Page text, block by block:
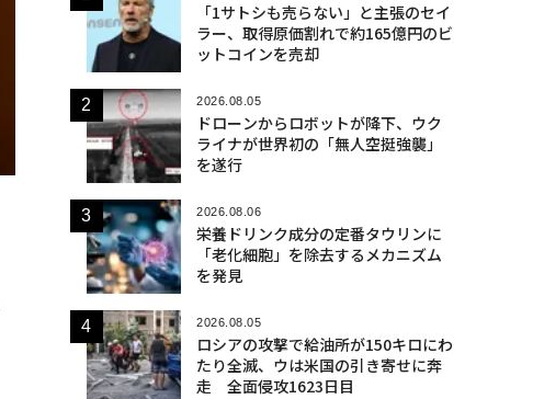
「1サトシも売らない」と主張のセイ
ラー、取得原価割れで約165億円のビ
ットコインを売却
2026.08.05
ドローンからロボットが降下、ウク
ライナが世界初の「無人空挺強襲」
を遂行
2026.08.06
栄養ドリンク成分の定番タウリンに
「老化細胞」を除去するメカニズム
を発見
2026.08.05
ロシアの攻撃で給油所が150キロにわ
たり全滅、ウは米国の引き寄せに奔
走 全面侵攻1623日目